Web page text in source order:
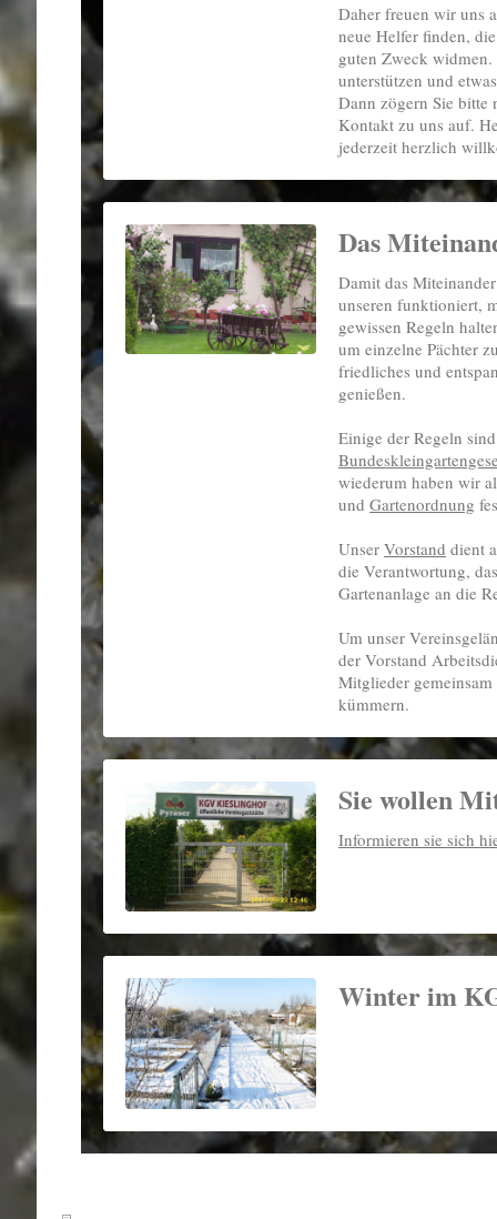
Daher freuen wir uns
neue Helfer finden,
guten Zweck
unterstützen und
Dann zögern Sie bitte
Kontakt zu uns auf.
jederzeit herzlich
Das
Damit das
unseren funktioniert,
gewissen Regeln
um einzelne Pächter
friedliches und
genießen.
Einige der Regeln
wiederum haben wir
undGartenordnung
UnserVorstand dient
die Verantwortung,
Gartenanlage an die
Um unser
der Vorstand
Mitglieder
kümmern.
Sie wollen
Informieren sie sich
Winter im